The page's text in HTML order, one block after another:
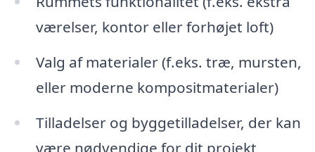
værelser, kontor eller forhøjet loft)
Valg af materialer (f.eks. træ, mursten,
eller moderne kompositmaterialer)
Tilladelser og byggetilladelser, der kan
være nødvendige for dit projekt